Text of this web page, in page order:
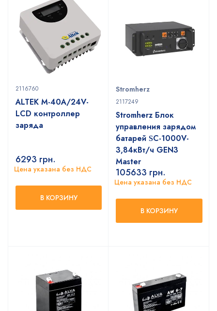
2116760
ALTEK M-40A/24V-
LCD контроллер
заряда
6293 грн.
Цена указана без НДС
В КОРЗИНУ
Stromherz
2117249
Stromherz Блок
управления зарядом
батарей ЅС-1000V-
3,84кВт/ч GEN3
Master
105633 грн.
Цена указана без НДС
В КОРЗИНУ